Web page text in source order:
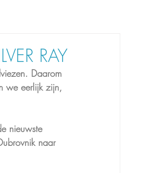
RAY
Daarom
we eerlijk zijn,
nieuwste
naar